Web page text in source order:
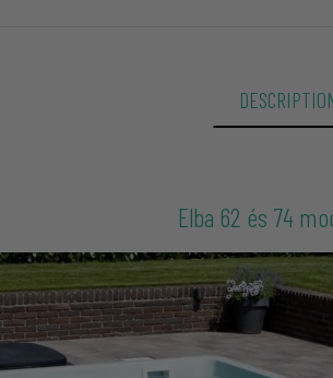
Elba 62 és 74